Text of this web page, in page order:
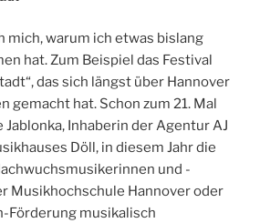
mich, warum ich etwas bislang
hat. Zum Beispiel das Festival
das sich längst über Hannover
gemacht hat. Schon zum 21. Mal
Inhaberin der Agentur AJ
Döll, in diesem Jahr die
und -
Musikhochschule Hannover oder
Förderung musikalisch